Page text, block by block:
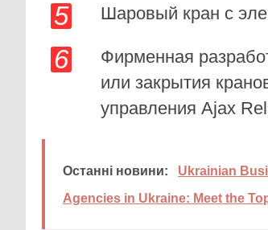
Шаровый кран с
Фирменная
или закрытия
управления Ajax
Останні новини:
Ukrainian
Agencies in Ukraine: Meet the